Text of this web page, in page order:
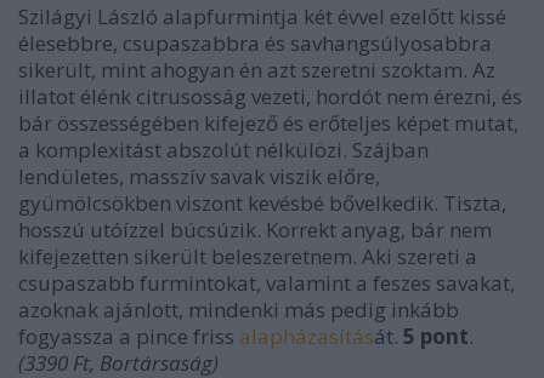
Szilágyi László alapfurmintja két évvel ezelőtt kissé
élesebbre, csupaszabbra és savhangsúlyosabbra
sikerült, mint ahogyan én azt szeretni szoktam. Az
illatot élénk citrusosság vezeti, hordót nem érezni, és
bár összességében kifejező és erőteljes képet mutat,
a komplexitást abszolút nélkülözi. Szájban
lendületes, masszív savak viszik előre,
gyümölcsökben viszont kevésbé bővelkedik. Tiszta,
hosszú utóízzel búcsúzik. Korrekt anyag, bár nem
kifejezetten sikerült beleszeretnem. Aki szereti a
csupaszabb furmintokat, valamint a feszes savakat,
azoknak ajánlott, mindenki más pedig inkább
fogyassza a pince friss alapházasítását. 5 pont.
(3390 Ft, Bortársaság)